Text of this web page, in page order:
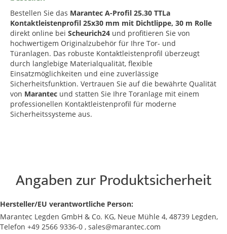
Bestellen Sie das Marantec A-Profil 25.30 TTLa
Kontaktleistenprofil 25x30 mm mit Dichtlippe, 30 m Rolle
direkt online bei Scheurich24 und profitieren Sie von
hochwertigem Originalzubehör für Ihre Tor- und
Türanlagen. Das robuste Kontaktleistenprofil überzeugt
durch langlebige Materialqualität, flexible
Einsatzmöglichkeiten und eine zuverlässige
Sicherheitsfunktion. Vertrauen Sie auf die bewährte Qualität
von Marantec und statten Sie Ihre Toranlage mit einem
professionellen Kontaktleistenprofil für moderne
Sicherheitssysteme aus.
Angaben zur Produktsicherheit
Hersteller/EU verantwortliche Person:
Marantec Legden GmbH & Co. KG, Neue Mühle 4, 48739 Legden,
Telefon +49 2566 9336-0 , sales@marantec.com